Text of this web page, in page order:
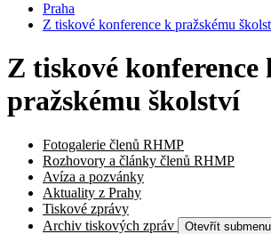
Praha
Z tiskové konference k pražskému
Z tiskové konference
pražskému školství
Fotogalerie členů RHMP
Rozhovory a články členů RHMP
Avíza a pozvánky
Aktuality z Prahy
Tiskové zprávy
Archiv tiskových zpráv
Otevřít submenu